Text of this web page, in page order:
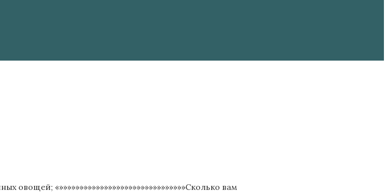
«»»»»»»»»»»»»»»»»»»»»»»»»»»»»»»»Сколько вам